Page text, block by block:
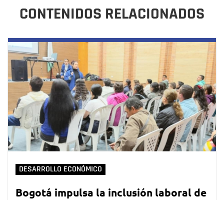
CONTENIDOS RELACIONADOS
DESARROLLO ECONÓMICO
Bogotá impulsa la inclusión laboral de